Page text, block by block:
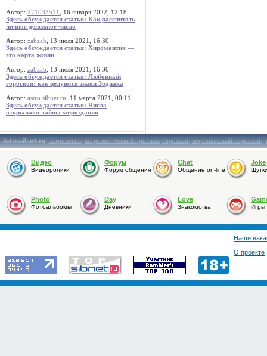
Автор: 271033511
, 16 января 2022, 12:18
Здесь обсуждается статья: Как рассчитать
личное денежное число
Автор: zabzab , 13 июля 2021, 16:30
Здесь обсуждается статья: Хиромантия —
это карта жизни
Автор: zabzab , 13 июля 2021, 16:30
Здесь обсуждается статья: Любовный
гороскоп: как целуются знаки Зодиака
Автор: astro.sibnet.ru , 11 марта 2021, 00:11
Здесь обсуждается статья: Числа
открывают тайны мироздания
Astro.sibnet.ru:астрология,астрологический прогноз,гороскоп,персональный гороскоп,
Видео
Видеоролики
Форум
Форум общения
Chat
Общение on-line
Joke
Photo
Фотоальбомы
Day
Дневники
Love
Знакомства Игры
Наши
О проекте